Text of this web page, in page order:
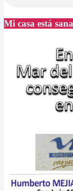
Mi casa está